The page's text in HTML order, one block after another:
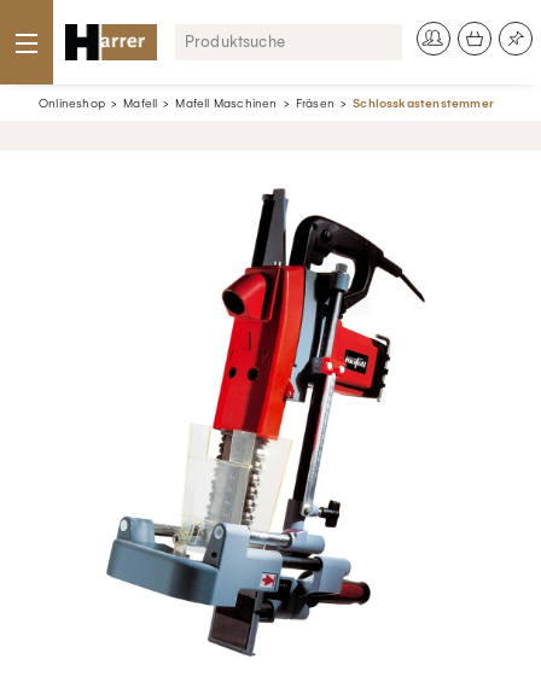
Onlineshop Mafell Mafell Maschinen Fräsen Schlosskastenstemmer